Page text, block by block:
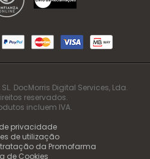
DocMorris Digital Services, Lda.
reservados.
incluem IVA.
privacidade
de utilização
da Promofarma
de Cookies